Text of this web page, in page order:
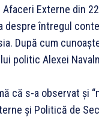
Externe din
despre întregul
După cum
politic Alexei
că s-a observat și
și Politică de